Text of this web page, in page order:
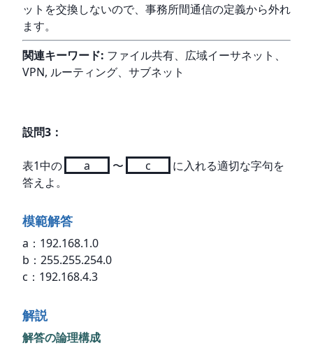
ットを交換しないので、事務所間通信の定義から外れ
ます。
関連キーワード: ファイル共有、広域イーサネット、
VPN, ルーティング、サブネット
設問3 ：
表1中の a 〜 c
に入れる適切な字句を
答えよ。
模範解答
a：192.168.1.0
b：255.255.254.0
c：192.168.4.3
解説
解答の論理構成